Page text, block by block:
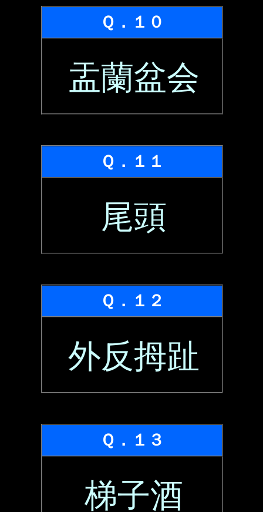
Ｑ．１０
盂蘭盆会
Ｑ．１１
尾頭
Ｑ．１２
外反拇趾
Ｑ．１３
梯子酒